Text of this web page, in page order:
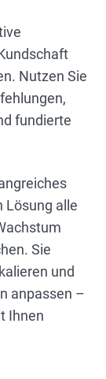
Nutzen Sie
fundierte
Lösung alle
Sie
und
anpassen –
Ihnen